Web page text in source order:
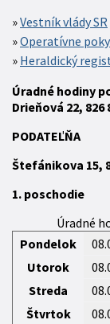
Vestník vlády SR
Operatívne
Heraldický
Úradné hodiny
Drieňová 22,
PODATEĽŇA
Štefánikova 15,
1. poschodie
Úradné
Pondelok
Utorok
Streda
Štvrtok